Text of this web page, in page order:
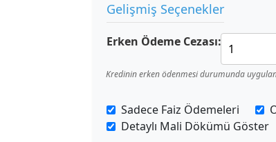
Gelişmiş Seçenekler
Erken Ödeme Cezası:
Kredinin erken ödenmesi durumunda
Sadece Faiz Ödemeleri
Detaylı Mali Dökümü Göster